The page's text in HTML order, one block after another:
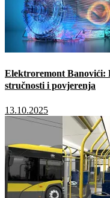
Elektroremont Banovići:
stručnosti i povjerenja
13.10.2025